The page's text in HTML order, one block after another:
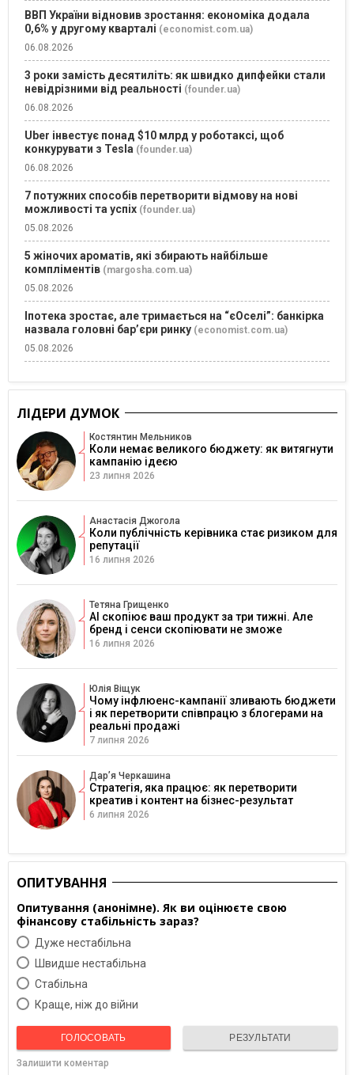
ВВП України відновив зростання: економіка додала
0,6% у другому кварталі (economist.com.ua)
06.08.2026
3 роки замість десятиліть: як швидко дипфейки стали
невідрізними від реальності (founder.ua)
06.08.2026
Uber інвестує понад $10 млрд у роботаксі, щоб
конкурувати з Tesla (founder.ua)
06.08.2026
7 потужних способів перетворити відмову на нові
можливості та успіх (founder.ua)
05.08.2026
5 жіночих ароматів, які збирають найбільше
компліментів (margosha.com.ua)
05.08.2026
Іпотека зростає, але тримається на “єОселі”: банкірка
назвала головні бар’єри ринку (economist.com.ua)
05.08.2026
ЛІДЕРИ ДУМОК
Костянтин Мельников
Коли немає великого бюджету: як витягнути
кампанію ідеєю
23 липня 2026
Анастасія Джогола
Коли публічність керівника стає ризиком для
репутації
16 липня 2026
Тетяна Грищенко
AI скопіює ваш продукт за три тижні. Але
бренд і сенси скопіювати не зможе
16 липня 2026
Юлія Віщук
Чому інфлюенс-кампанії зливають бюджети
і як перетворити співпрацю з блогерами на
реальні продажі
7 липня 2026
Дарʼя Черкашина
Стратегія, яка працює: як перетворити
креатив і контент на бізнес-результат
6 липня 2026
ОПИТУВАННЯ
Опитування (анонімне). Як ви оцінюєте свою
фінансову стабільність зараз?
Дуже нестабільна
Швидше нестабільна
Cтабільна
Краще, ніж до війни
ГОЛОСОВАТЬ РЕЗУЛЬТАТИ
Залишити коментар